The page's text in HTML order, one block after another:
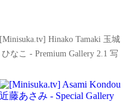
[Minisuka.tv] Hinako Tamaki 玉城
ひなこ - Premium Gallery 2.1 写